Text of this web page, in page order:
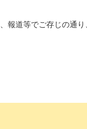
報道等でご存じの通